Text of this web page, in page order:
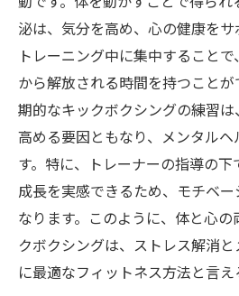
泌は、気分を高め、心の健康をサ
トレーニング中に集中すること
から解放される時間を持つこと
期的なキックボクシングの練習
高める要因ともなり、メンタル
す。特に、トレーナーの指導の
成長を実感できるため、モチベ
なります。このように、体と心
クボクシングは、ストレス解消
に最適なフィットネス方法と言え